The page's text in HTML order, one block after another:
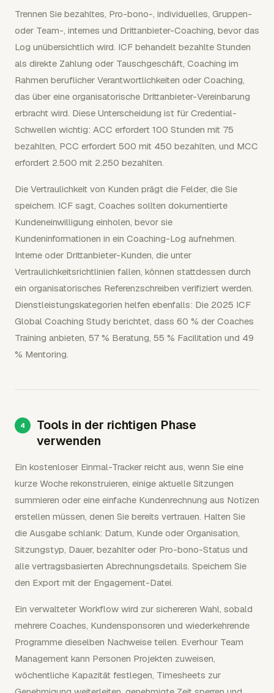
Trennen Sie bezahltes, Pro-bono-, individuelles, Gruppen-
oder Team-, internes und Drittanbieter-Coaching, bevor das
Log unübersichtlich wird. ICF behandelt bezahlte Stunden
als direkte Zahlung oder Tauschgeschäft, Coaching im
Rahmen beruflicher Verantwortlichkeiten oder Coaching,
das über eine organisatorische Drittanbieter-Vereinbarung
erbracht wird. Diese Unterscheidung ist für Credential-
Schwellen wichtig: ACC erfordert 100 Stunden mit 75
bezahlten, PCC erfordert 500 mit 450 bezahlten, und MCC
erfordert 2.500 mit 2.250 bezahlten.
Die Vertraulichkeit von Kunden prägt die Felder, die Sie
speichern. ICF sagt, Coaches sollten dokumentierte
Kundeneinwilligung einholen, bevor sie
Kundeninformationen in ein Coaching-Log aufnehmen.
Interne oder Drittanbieter-Kunden, die unter
Vertraulichkeitsrichtlinien fallen, können stattdessen durch
ein organisatorisches Referenzschreiben verifiziert werden.
Dienstleistungskategorien helfen ebenfalls: Die 2025 ICF
Global Coaching Study berichtet, dass 60 % der Coaches
Training anbieten, 57 % Beratung, 55 % Facilitation und 49
% Mentoring.
Tools in der richtigen Phase
verwenden
Ein kostenloser Einmal-Tracker reicht aus, wenn Sie eine
kurze Woche rekonstruieren, einige aktuelle Sitzungen
summieren oder eine einfache Kundenrechnung aus Notizen
erstellen müssen, denen Sie bereits vertrauen. Halten Sie
die Ausgabe schlank: Datum, Kunde oder Organisation,
Sitzungstyp, Dauer, bezahlter oder Pro-bono-Status und
alle vertragsbasierten Abrechnungsdetails. Speichern Sie
den Export mit der Engagement-Datei.
Ein verwalteter Workflow wird zur sichereren Wahl, sobald
mehrere Coaches, Kundensponsoren und wiederkehrende
Programme dieselben Nachweise teilen. Everhour Team
Management kann Personen Projekten zuweisen,
wöchentliche Kapazität festlegen, Timesheets zur